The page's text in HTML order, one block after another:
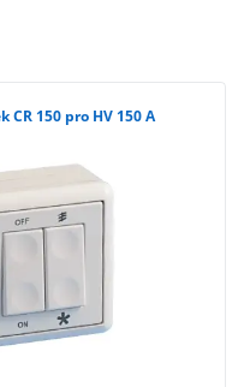
CR 150 pro HV 150 A